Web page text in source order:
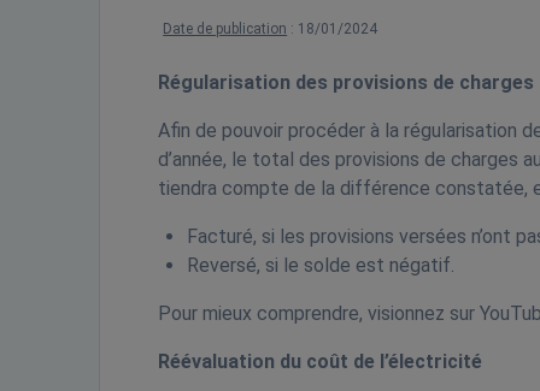
Date de publication : 18/01/2024
Régularisation des provisions de charges
Afin de pouvoir procéder à la régularisation
d’année, le total des provisions de charges
tiendra compte de la différence constatée,
Facturé, si les provisions versées n’ont
Reversé, si le solde est négatif.
Pour mieux comprendre, visionnez sur
Réévaluation du coût de l’électricité